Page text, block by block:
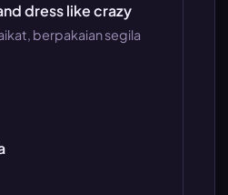
dress like crazy
berpakaian segila